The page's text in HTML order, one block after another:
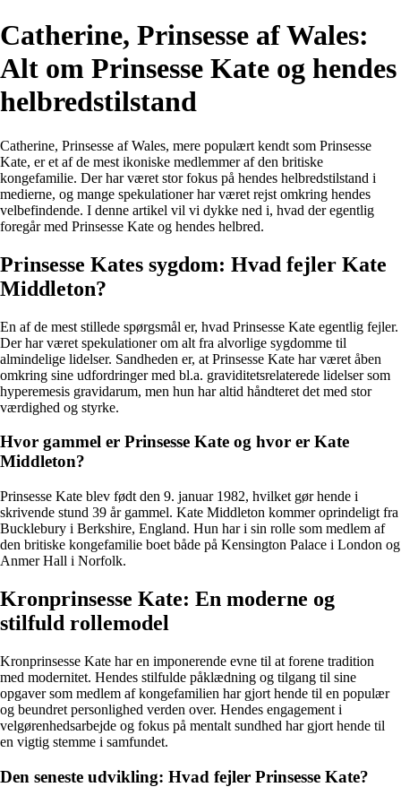
Catherine, Prinsesse af Wales:
Alt om Prinsesse Kate og hendes
helbredstilstand
Catherine, Prinsesse af Wales, mere populært kendt som Prinsesse
Kate, er et af de mest ikoniske medlemmer af den britiske
kongefamilie. Der har været stor fokus på hendes helbredstilstand i
medierne, og mange spekulationer har været rejst omkring hendes
velbefindende. I denne artikel vil vi dykke ned i, hvad der egentlig
foregår med Prinsesse Kate og hendes helbred.
Prinsesse Kates sygdom: Hvad fejler Kate
Middleton?
En af de mest stillede spørgsmål er, hvad Prinsesse Kate egentlig fejler.
Der har været spekulationer om alt fra alvorlige sygdomme til
almindelige lidelser. Sandheden er, at Prinsesse Kate har været åben
omkring sine udfordringer med bl.a. graviditetsrelaterede lidelser som
hyperemesis gravidarum, men hun har altid håndteret det med stor
værdighed og styrke.
Hvor gammel er Prinsesse Kate og hvor er Kate
Middleton?
Prinsesse Kate blev født den 9. januar 1982, hvilket gør hende i
skrivende stund 39 år gammel. Kate Middleton kommer oprindeligt fra
Bucklebury i Berkshire, England. Hun har i sin rolle som medlem af
den britiske kongefamilie boet både på Kensington Palace i London og
Anmer Hall i Norfolk.
Kronprinsesse Kate: En moderne og
stilfuld rollemodel
Kronprinsesse Kate har en imponerende evne til at forene tradition
med modernitet. Hendes stilfulde påklædning og tilgang til sine
opgaver som medlem af kongefamilien har gjort hende til en populær
og beundret personlighed verden over. Hendes engagement i
velgørenhedsarbejde og fokus på mentalt sundhed har gjort hende til
en vigtig stemme i samfundet.
Den seneste udvikling: Hvad fejler Prinsesse Kate?